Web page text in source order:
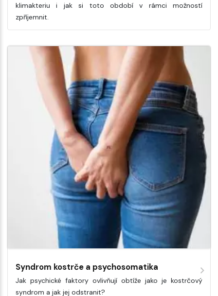
klimakteriu i jak si toto období v rámci možností
zpříjemnit.
Syndrom kostrče a psychosomatika
Jak psychické faktory ovlivňují obtíže jako je kostrčový
syndrom a jak jej odstranit?